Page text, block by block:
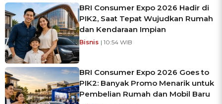
BRI Consumer Expo 2026 Hadir di
PIK2, Saat Tepat Wujudkan Rumah
dan Kendaraan Impian
Bisnis | 10:54 WIB
BRI Consumer Expo 2026 Goes to
PIK2: Banyak Promo Menarik untuk
Pembelian Rumah dan Mobil Baru